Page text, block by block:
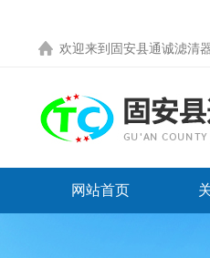
欢迎来到 固安县通诚滤清
网站首页